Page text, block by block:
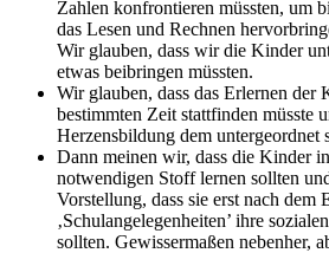
Zahlen konfrontieren müssten, um
das Lesen und Rechnen
Wir glauben, dass wir die Kinder
etwas beibringen müssten.
Wir glauben, dass das Erlernen der
bestimmten Zeit stattfinden müsste
Herzensbildung dem untergeordnet
Dann meinen wir, dass die Kinder
notwendigen Stoff lernen sollten
Vorstellung, dass sie erst nach dem
‚Schulangelegenheiten’ ihre
sollten. Gewissermaßen nebenher,